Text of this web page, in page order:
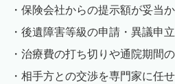
・保険会社からの提示額が妥当
・後遺障害等級の申請・異議申
・治療費の打ち切りや通院期間
・相手方との交渉を専門家に任